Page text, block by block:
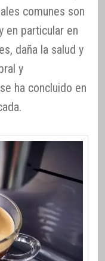
comunes son
en particular en
daña la salud y
y
ha concluido en